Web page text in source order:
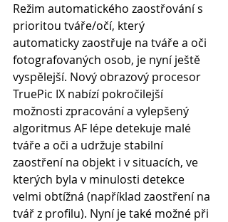
Režim automatického zaostřování s
prioritou tváře/očí, který
automaticky zaostřuje na tváře a oči
fotografovaných osob, je nyní ještě
vyspělejší. Nový obrazový procesor
TruePic IX nabízí pokročilejší
možnosti zpracování a vylepšený
algoritmus AF lépe detekuje malé
tváře a oči a udržuje stabilní
zaostření na objekt i v situacích, ve
kterých byla v minulosti detekce
velmi obtížná (například zaostření na
tvář z profilu). Nyní je také možné při